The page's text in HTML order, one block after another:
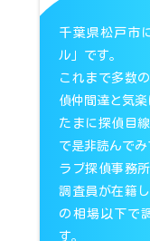
千葉県松戸市
ル」です。
これまで多数
偵仲間達と気楽
たまに探偵目
で是非読んでみ
ラブ探偵事務
調査員が在籍
の相場以下で
す。